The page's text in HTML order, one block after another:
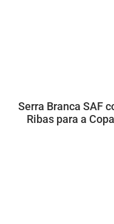
Serra Branca SAF
Ribas para a